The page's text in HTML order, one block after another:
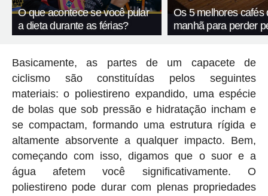
O que acontece se você pular
a dieta durante as férias?
Os 5 melhores cafés
manhã para perder
Basicamente, as partes de um capacete de
ciclismo são constituídas pelos seguintes
materiais: o poliestireno expandido, uma espécie
de bolas que sob pressão e hidratação incham e
se compactam, formando uma estrutura rígida e
altamente absorvente a qualquer impacto. Bem,
começando com isso, digamos que o suor e a
água afetem você significativamente. O
poliestireno pode durar com plenas propriedades